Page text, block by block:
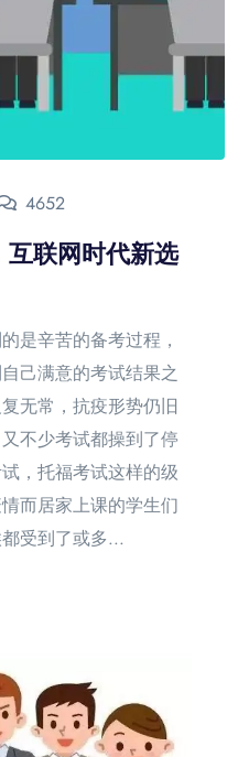
4652
互联网时代新选
是辛苦的备考过程，
己满意的考试结果之
无常，抗疫形势仍旧
不少考试都操到了停
，托福考试这样的级
而居家上课的学生们
受到了或多...